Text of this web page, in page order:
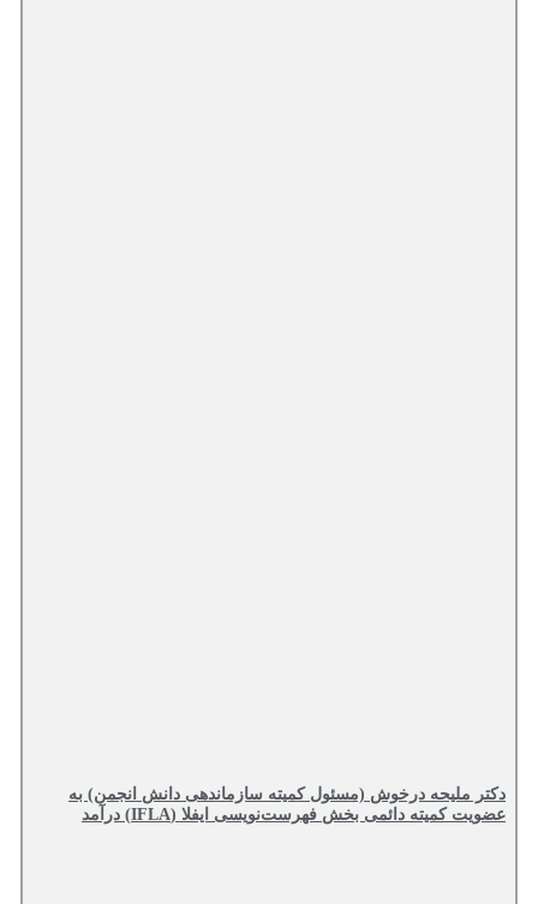
دکتر ملیحه درخوش (مسئول کمیته سازماندهی دانش انجمن) به
عضویت کمیته دائمی بخش فهرست‌نویسی ایفلا (IFLA) درآمد